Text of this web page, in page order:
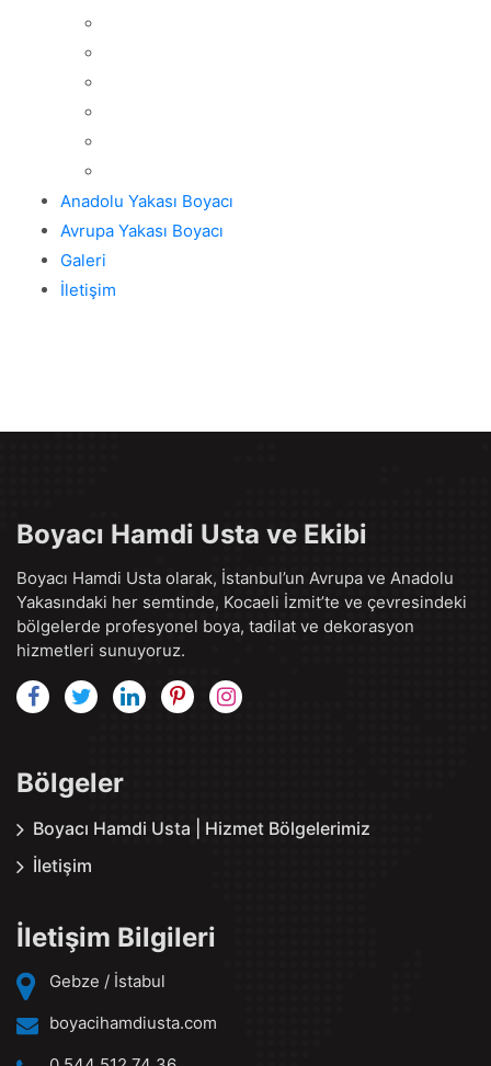
Anadolu Yakası Boyacı
Avrupa Yakası Boyacı
Galeri
İletişim
Boyacı Hamdi Usta ve Ekibi
Boyacı Hamdi Usta olarak, İstanbul’un Avrupa ve Anadolu
Yakasındaki her semtinde, Kocaeli İzmit’te ve çevresindeki
bölgelerde profesyonel boya, tadilat ve dekorasyon
hizmetleri sunuyoruz.
Bölgeler
Boyacı Hamdi Usta | Hizmet Bölgelerimiz
İletişim
İletişim Bilgileri
Gebze / İstabul
boyacihamdiusta.com